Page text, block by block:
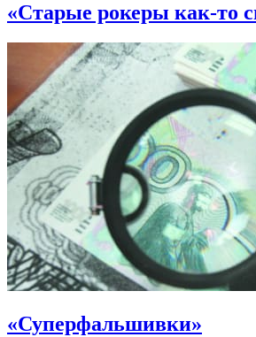
«Старые рокеры как-то
«Суперфальшивки»